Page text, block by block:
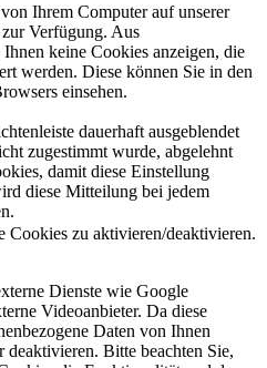
Ihrem Computer auf unserer
Verfügung. Aus
keine Cookies anzeigen, die
werden. Diese können Sie in den
einsehen.
dauerhaft ausgeblendet
zugestimmt wurde, abgelehnt
damit diese Einstellung
diese Mitteilung bei jedem
zu aktivieren/deaktivieren.
Dienste wie Google
Videoanbieter. Da diese
Daten von Ihnen
deaktivieren. Bitte beachten Sie,